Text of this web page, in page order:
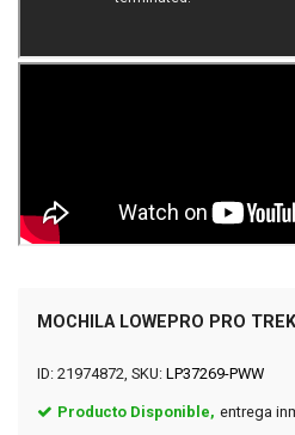
MOCHILA LOWEPRO PRO
ID: 21974872, SKU: LP37269-PWW
Producto Disponible, entrega